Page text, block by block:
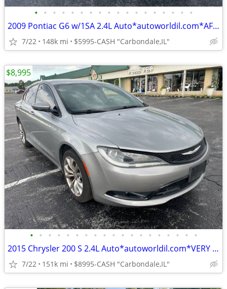
• • • • • • • • • • • • • • • • • •
2009 Pontiac G6 w/1SA 2.4L Auto*autoworldil.com*AFFORDABLE/LOW MILEAGE
7/22 148k mi $5995-CASH "Carbondale,IL"
• • • • • • • • • • • • • • • • • • •
2015 Chrysler 200 S 2.4L Auto*autoworldil.com*VERY GOOD CONDITION 200S
7/22 151k mi $8995-CASH "Carbondale,IL"
$8,995